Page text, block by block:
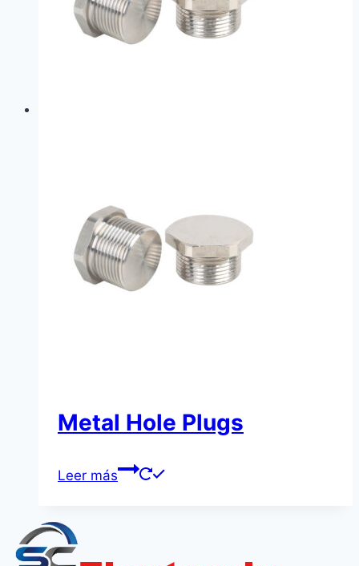
Metal Hole Plugs
Leer más